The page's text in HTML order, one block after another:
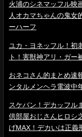
火浦のシネマッフル映
人オカマちゃんの鬼女
ーハーフ
ユカ・ヨネッフル！初
ト！害獣神アリ・ガー
おネコさん的まとめ速
ンタルメンヘラ電波中
スケバン！デカッフル
供部屋おじさんヒロシ
げMAX！デカいは正義